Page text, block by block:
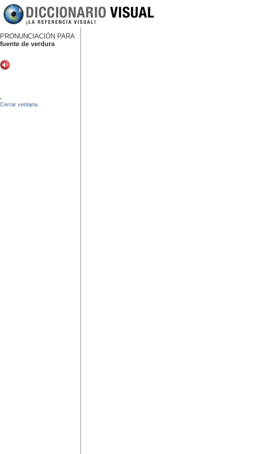
PRONUNCIACIÓN PARA
fuente de verdura
-
Cerrar ventana